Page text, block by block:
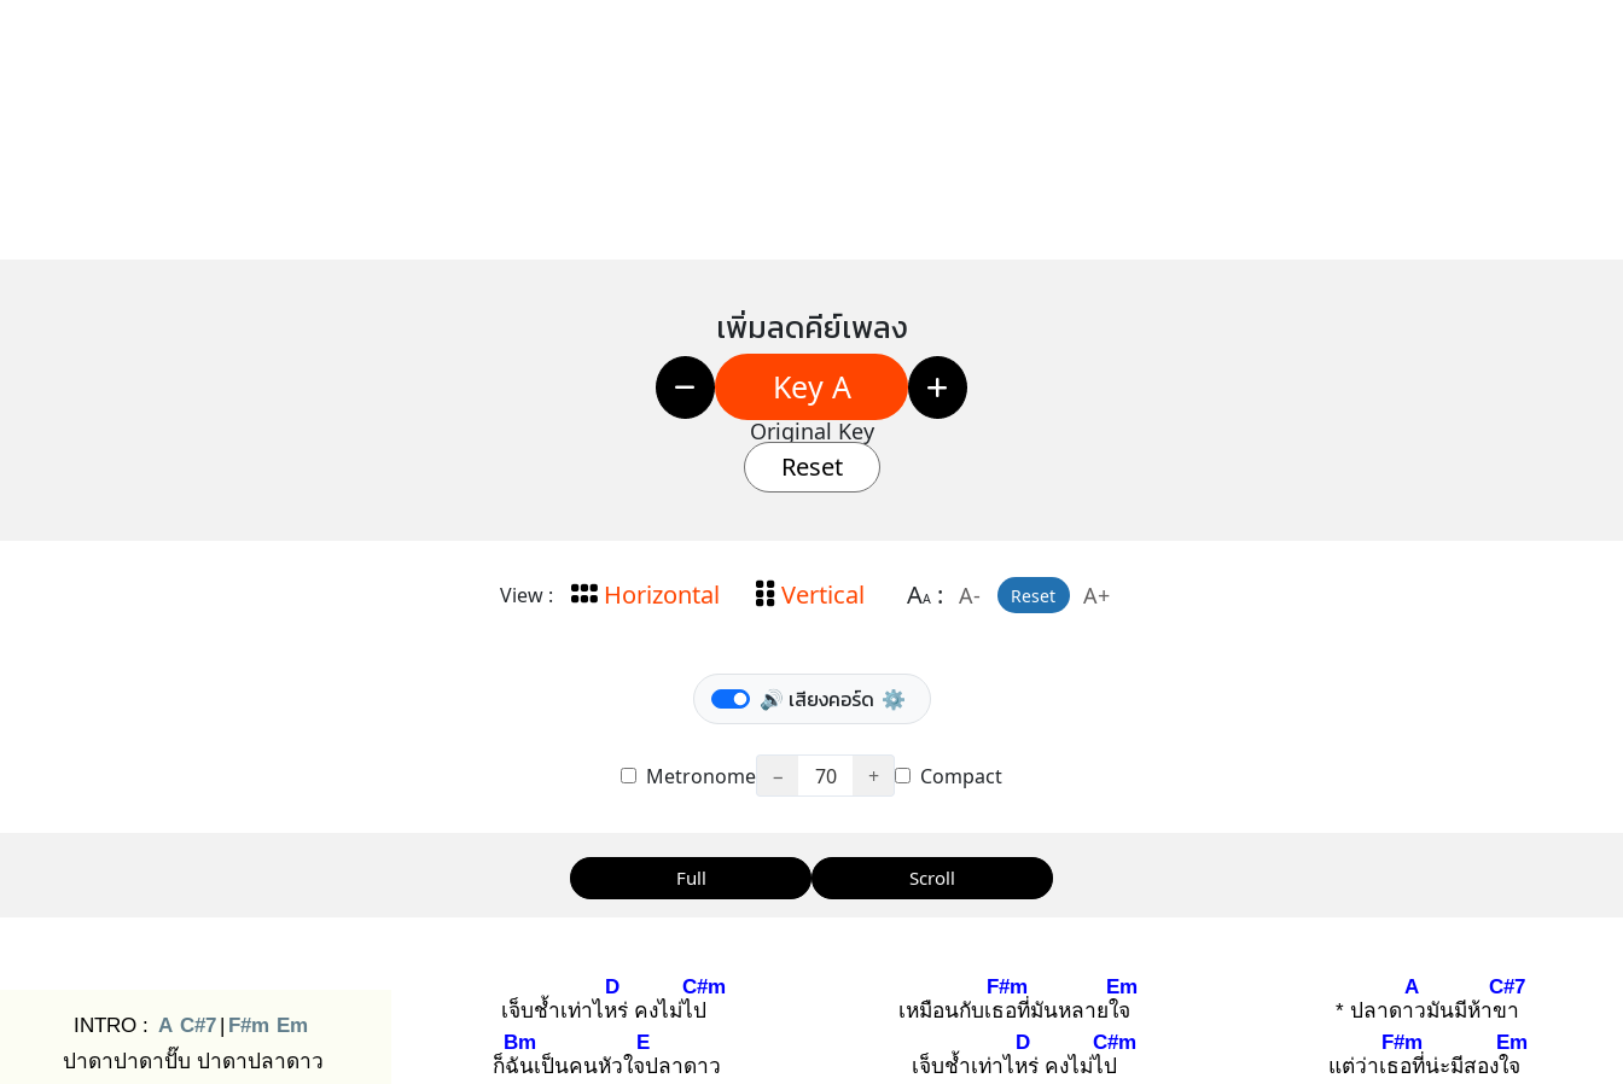
เพิ่มลดคีย์เพลง
Key A
Original Key
Reset
View : Horizontal Vertical AA: A- Reset A+
🔊 เสียงคอร์ด ⚙️
Metronome − 70 + Compact
Full Scroll
INTRO : A C#7 | F#m Em
ปาดาปาดาปั๊บ ปาดาปลาดาว
เจ็บช้ำเท่าไหร่
D
คงไม่ไป
C#m
ก็ฉัน
Bm
เป็นคนหัวใจป
E
ลาดาว
เหมือนกับเธอ
F#m
ที่มันหลายใจ
Em
เจ็บช้ำเท่าไหร่
D
คงไม่ไป
C#m
* ปลาดาว
A
มันมีห้าขา
C#7
แต่ว่าเธอ
F#m
ที่น่ะมีสองใจ
Em